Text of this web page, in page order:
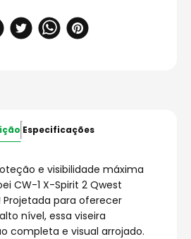
Especificações
e visibilidade máxima
CW-1 X-Spirit 2 Qwest
para oferecer
nível, essa viseira
completa e visual arrojado.